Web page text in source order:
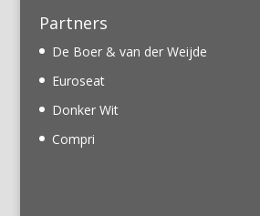
Partners
De Boer & van der Weijde
Euroseat
Donker Wit
Compri